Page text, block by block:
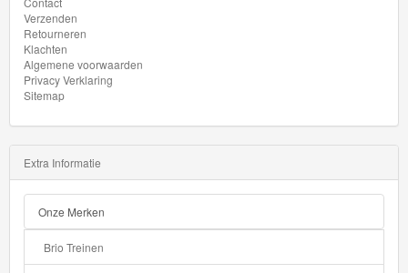
Verzenden
Retourneren
Klachten
Algemene voorwaarden
Privacy Verklaring
Sitemap
Extra Informatie
Onze Merken
Brio Treinen